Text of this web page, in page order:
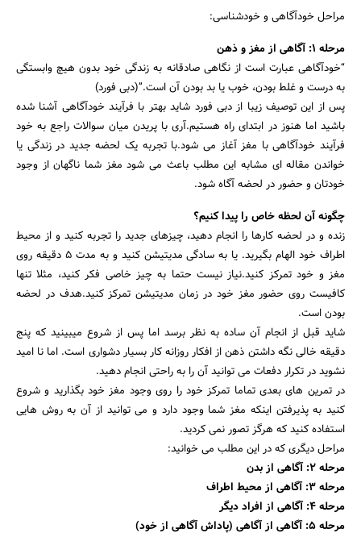
جستجو
مراحل خودآگاهی و خودشناسی:
مرحله 1: آگاهی از مغز و ذهن
“خودآگاهی عبارت است از نگاهی صادقانه به زندگی خود بدون هیچ وابستگی
به درست و غلط بودن، خوب یا بد بودن آن است.”(دبی فورد)
پس از این توصیف زیبا از دبی فورد شاید بهتر با فرآیند خودآگاهی آشنا شده
باشید اما هنوز در ابتدای راه هستیم.آری با پریدن میان سوالات راجع به خود
فرآیند خودآگاهی با مغز آغاز می شود.با تجربه یک لحضه جدید در زندگی یا
خواندن مقاله ای مشابه این مطلب باعث می شود مغز شما ناگهان از وجود
خودتان و حضور در لحضه آگاه شود.
چگونه آن لحظه خاص را پیدا کنیم؟
زنده و در لحضه کارها را انجام دهید، چیزهای جدید را تجربه کنید و از محیط
اطراف خود الهام بگیرید. یا به سادگی مدیتیشن کنید و به مدت 5 دقیقه روی
مغز و خود تمرکز کنید.نیاز نیست حتما به چیز خاصی فکر کنید، مثلا تنها
کافیست روی حضور مغز خود در زمان مدیتیشن تمرکز کنید.هدف در لحضه
بودن است.
شاید قبل از انجام آن ساده به نظر برسد اما پس از شروع میبینید که پنج
دقیقه خالی نگه داشتن ذهن از افکار روزانه کار بسیار دشواری است. اما نا امید
نشوید در تکرار دفعات می توانید آن را به راحتی انجام دهید.
در تمرین های بعدی تماما تمرکز خود را روی وجود مغز خود بگذارید و شروع
کنید به پذیرفتن اینکه مغز شما وجود دارد و می توانید از آن به روش هایی
استفاده کنید که هرگز تصور نمی کردید.
مراحل دیگری که در این مطلب می خوانید:
مرحله 2: آگاهی از بدن
مرحله 3: آگاهی از محیط اطراف
مرحله 4: آگاهی از افراد دیگر
مرحله 5: آگاهی از آگاهی (پاداش آگاهی از خود)